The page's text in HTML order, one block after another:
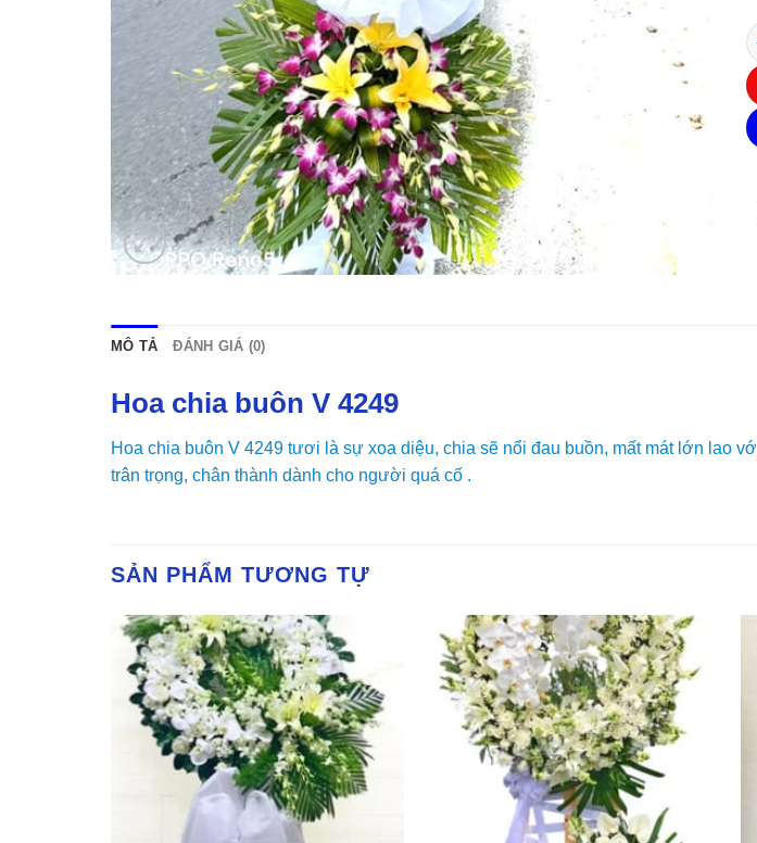
MÔ TẢ ĐÁNH GIÁ (0)
Hoa chia buôn V 4249
Hoa chia buôn V 4249 tươi là sự xoa diệu, chia sẽ nổi đau buồn, mất mát lớn lao
trân trọng, chân thành dành cho người quá cố .
SẢN PHẨM TƯƠNG TỰ
Yêu
Thich
Yêu
Thich